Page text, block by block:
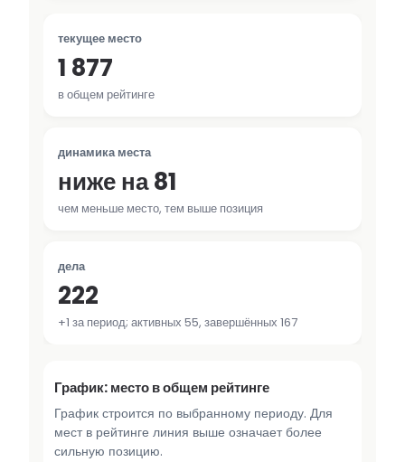
текущее место
1 877
в общем рейтинге
динамика места
ниже на 81
чем меньше место, тем выше позиция
дела
222
+1 за период; активных 55, завершённых 167
График: место в общем рейтинге
График строится по выбранному периоду. Для
мест в рейтинге линия выше означает более
сильную позицию.